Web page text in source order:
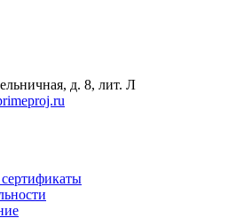
д. 8, лит. Л